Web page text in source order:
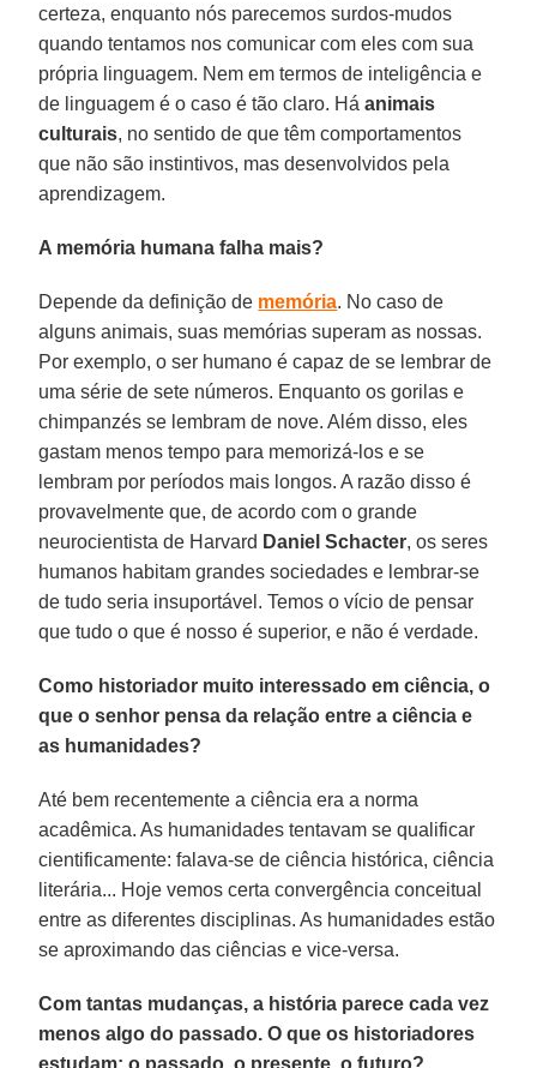
certeza, enquanto nós parecemos surdos-mudos
quando tentamos nos comunicar com eles com sua
própria linguagem. Nem em termos de inteligência e
de linguagem é o caso é tão claro. Háanimais
culturais, no sentido de que têm comportamentos
que não são instintivos, mas desenvolvidos pela
aprendizagem.
A memória humana falha mais?
Depende da definição de memória. No caso de
alguns animais, suas memórias superam as nossas.
Por exemplo, o ser humano é capaz de se lembrar de
uma série de sete números. Enquanto os gorilas e
chimpanzés se lembram de nove. Além disso, eles
gastam menos tempo para memorizá-los e se
lembram por períodos mais longos. A razão disso é
provavelmente que, de acordo com o grande
neurocientista de Harvard Daniel Schacter, os seres
humanos habitam grandes sociedades e lembrar-se
de tudo seria insuportável. Temos o vício de pensar
que tudo o que é nosso é superior, e não é verdade.
Como historiador muito interessado em ciência, o
que o senhor pensa da relação entre a ciência e
as humanidades?
Até bem recentemente a ciência era a norma
acadêmica. As humanidades tentavam se qualificar
cientificamente: falava-se de ciência histórica, ciência
literária... Hoje vemos certa convergência conceitual
entre as diferentes disciplinas. As humanidades estão
se aproximando das ciências e vice-versa.
Com tantas mudanças, a história parece cada vez
menos algo do passado. O que os historiadores
estudam: o passado, o presente, o futuro?